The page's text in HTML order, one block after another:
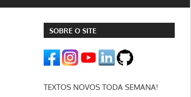
SOBRE O SITE
TEXTOS NOVOS TODA SEMANA!